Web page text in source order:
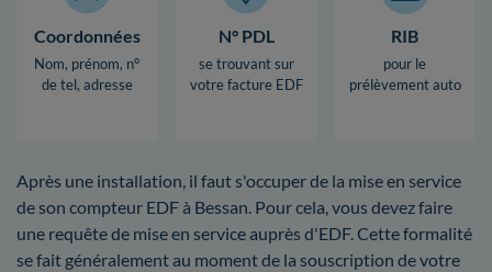
Coordonnées
Nom, prénom, n°
de tel, adresse
N° PDL
se trouvant sur
votre facture EDF
RIB
pour le
prélèvement auto
Après une installation, il faut s'occuper de la mise en service
de son compteur EDF à Bessan. Pour cela, vous devez faire
une requête de mise en service auprès d'EDF. Cette formalité
se fait généralement au moment de la souscription de votre